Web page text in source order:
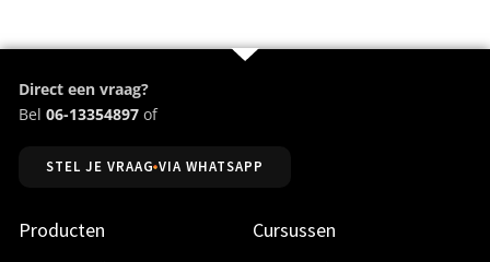
Direct een vraag?
Bel 06-13354897 of
STEL JE VRAAG VIA WHATSAPP
Producten Cursussen